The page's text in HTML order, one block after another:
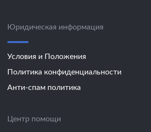
Юридическая информация
Условия и Положения
Политика конфиденциальности
Анти-спам политика
Центр помощи